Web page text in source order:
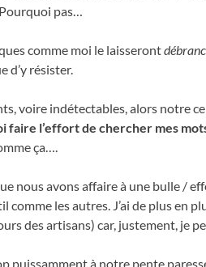
pas…
comme moi le laisseront
d’y résister.
voire indétectables, alors notre
faire l’effort de chercher mes
ça….
nous avons affaire à une bulle /
les autres. J’ai de plus en
des artisans) car, justement, je
puissamment à notre pente